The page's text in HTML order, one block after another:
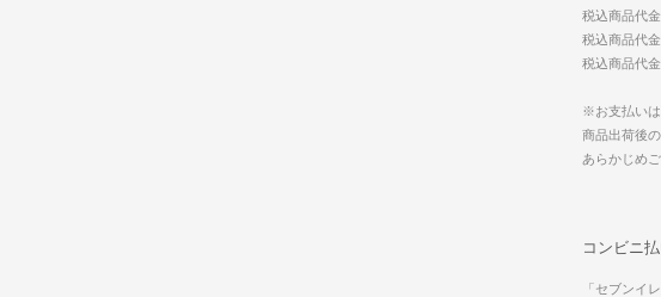
税込商品代
税込商品代
税込商品代
※お支払いは
商品出荷後
あらかじめ
コンビニ
「セブンイ